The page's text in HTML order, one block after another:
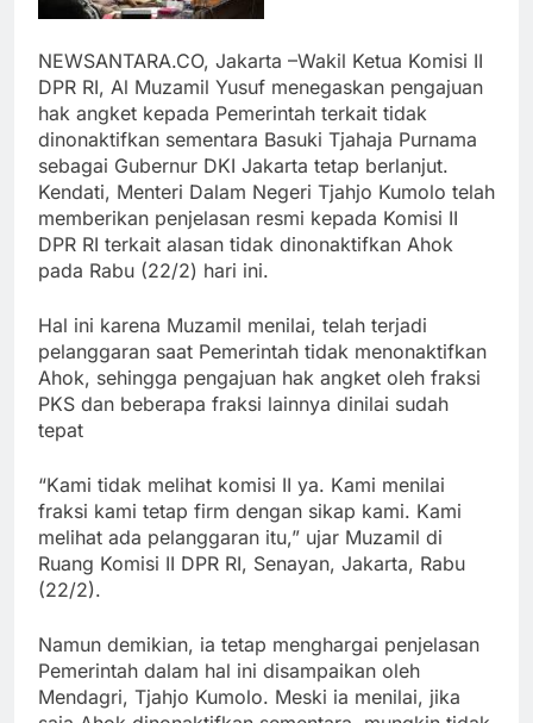
NEWSANTARA.CO, Jakarta –Wakil Ketua Komisi II
DPR RI, Al Muzamil Yusuf menegaskan pengajuan
hak angket kepada Pemerintah terkait tidak
dinonaktifkan sementara Basuki Tjahaja Purnama
sebagai Gubernur DKI Jakarta tetap berlanjut.
Kendati, Menteri Dalam Negeri Tjahjo Kumolo telah
memberikan penjelasan resmi kepada Komisi II
DPR RI terkait alasan tidak dinonaktifkan Ahok
pada Rabu (22/2) hari ini.
Hal ini karena Muzamil menilai, telah terjadi
pelanggaran saat Pemerintah tidak menonaktifkan
Ahok, sehingga pengajuan hak angket oleh fraksi
PKS dan beberapa fraksi lainnya dinilai sudah
tepat
“Kami tidak melihat komisi II ya. Kami menilai
fraksi kami tetap firm dengan sikap kami. Kami
melihat ada pelanggaran itu,” ujar Muzamil di
Ruang Komisi II DPR RI, Senayan, Jakarta, Rabu
(22/2).
Namun demikian, ia tetap menghargai penjelasan
Pemerintah dalam hal ini disampaikan oleh
Mendagri, Tjahjo Kumolo. Meski ia menilai, jika